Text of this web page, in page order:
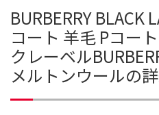
BURBERRY BLACK
コート 羊毛 Pコー
クレーベル
メルトンウールの